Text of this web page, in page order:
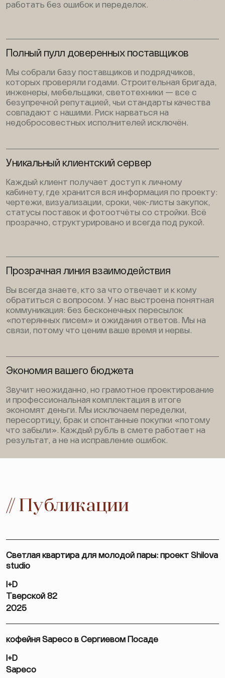
работать без ошибок и переделок.
Полный пулл доверенных поставщиков
Мы собрали базу поставщиков и подрядчиков,
которых проверяли годами. Строительная бригада,
инженеры, мебельщики, светотехники — все с
безупречной репутацией, чьи стандарты качества
совпадают с нашими. Риск нарваться на
недобросовестных исполнителей исключён.
Уникальный клиентский сервер
Каждый клиент получает доступ к личному
кабинету, где хранится вся информация по проекту:
чертежи, визуализации, сроки, чек-листы закупок,
статусы поставок и фотоотчёты со стройки. Всё
прозрачно, структурировано и всегда под рукой.
Прозрачная линия взаимодействия
Вы всегда знаете, кто за что отвечает и к кому
обратиться с вопросом. У нас выстроена понятная
коммуникация: без бесконечных пересылок
«потерянных писем» и ожидания ответов. Мы на
связи, потому что ценим ваше время и нервы.
Экономия вашего бюджета
Звучит неожиданно, но грамотное проектирование
и профессиональная комплектация в итоге
экономят деньги. Мы исключаем переделки,
пересортицу, брак и спонтанные покупки «потому
что забыли». Каждый рубль в смете работает на
результат, а не на исправление ошибок.
// Публикации
Светлая квартира для молодой пары: проект Shilova
studio
I+D
Тверской 82
2025
кофейня Sapeco в Сергиевом Посаде
I+D
Sapeco